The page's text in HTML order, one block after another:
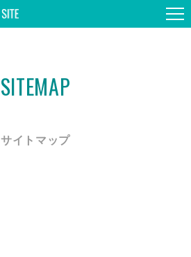
SITEMAP
サイトマップ